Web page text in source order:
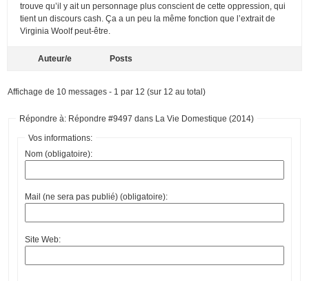
trouve qu’il y ait un personnage plus conscient de cette oppression, qui
tient un discours cash. Ça a un peu la même fonction que l’extrait de
Virginia Woolf peut-être.
Auteur/e Posts
Affichage de 10 messages - 1 par 12 (sur 12 au total)
Répondre à: Répondre #9497 dans La Vie Domestique (2014)
Vos informations:
Nom (obligatoire):
Mail (ne sera pas publié) (obligatoire):
Site Web: